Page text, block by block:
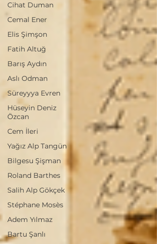
Cihat Duman
Cemal Ener
Elis Şimşon
Fatih Altuğ
Barış Aydın
Aslı Odman
Süreyyya Evren
Hüseyin Deniz
Özcan
Cem İleri
Yağız Alp Tangün
Bilgesu Şişman
Roland Barthes
Salih Alp Gökçek
Stéphane Mosès
Adem Yılmaz
Bartu Şanlı